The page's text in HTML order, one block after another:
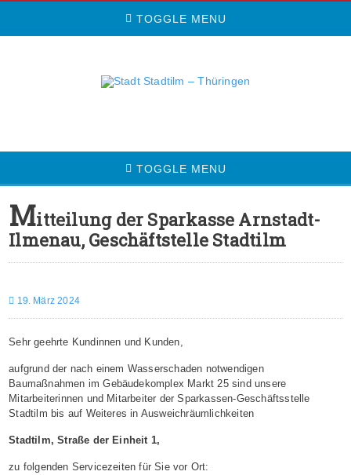
TOGGLE MENU
TOGGLE MENU
Mitteilung der Sparkasse Arnstadt-
Ilmenau, Geschäftstelle Stadtilm
19. März 2024
Sehr geehrte Kundinnen und Kunden,
aufgrund der nach einem Wasserschaden notwendigen
Baumaßnahmen im Gebäudekomplex Markt 25 sind unsere
Mitarbeiterinnen und Mitarbeiter der Sparkassen-Geschäftsstelle
Stadtilm bis auf Weiteres in Ausweichräumlichkeiten
Stadtilm, Straße der Einheit 1,
zu folgenden Servicezeiten für Sie vor Ort: